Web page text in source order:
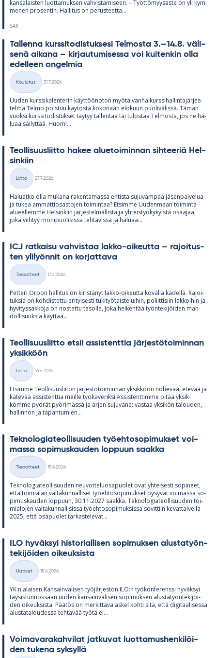
kan­sa­lais­ten luot­ta­muk­sen vah­vis­ta­mi­seen. – Työt­tö­myy­saste on yli kym­
me­nen pro­sen­tin. Hal­li­tus on pe­rus­teetta...
SAK
Tal­lenna kurs­si­to­dis­tuk­sesi Tel­mosta 3.–14.8. vä­li­
senä ai­kana – kir­jau­tu­mi­sessa voi kui­ten­kin olla
edel­leen on­gel­mia
Kategoriat
Koulutus
31.7.2026
Uu­den kurs­si­ka­len­te­rin käyt­töö­no­ton myötä vanha kurs­si­hal­lin­ta­jär­jes­
telmä Telmo pois­tuu käy­töstä ko­ko­naan elo­kuun puo­li­vä­lissä. Tä­män
vuoksi kurs­si­to­dis­tuk­set täy­tyy tal­len­taa tai tu­los­taa Tel­mosta, jos ne ha­
luaa säi­lyt­tää. Huom!...
Teol­li­suus­liitto ha­kee alue­toi­min­nan sih­tee­riä Hel­
sin­kiin
Kategoriat
Liitto
27.7.2026
Ha­luatko olla mu­kana ra­ken­ta­massa en­tistä su­ju­vam­paa jä­sen­pal­ve­lua
ja tu­kea am­mat­tio­sas­to­jen toi­min­taa? Et­simme Uu­den­maan toi­minta-
alu­eel­lemme Hel­sin­kiin jär­jes­tel­mäl­listä ja yh­teis­työ­ky­kyistä osaa­jaa,
joka viih­tyy mo­ni­puo­li­sissa teh­tä­vissä ja ha­luaa...
ICJ rat­kaisu vah­vis­taa lakko-oi­keutta – ra­joi­tus­
ten yli­lyön­nit on kor­jat­tava
Kategoriat
Tiedotteet
17.6.2026
Pet­teri Or­pon hal­li­tus on ki­ris­tä­nyt lakko-oi­keutta ko­valla kä­dellä. Ra­joi­
tuk­sia on koh­dis­tettu eri­tyi­sesti tu­ki­työ­tais­te­lui­hin, po­liit­ti­siin lak­koi­hin ja
hy­vi­tys­sak­koja on nos­tettu ta­solle, joka hei­ken­tää työn­te­ki­jöi­den mah­
dol­li­suuk­sia käyt­tää...
Teol­li­suus­liitto et­sii as­sis­tent­tia jär­jes­tö­toi­min­nan
yk­sik­köön
Kategoriat
Liitto
16.6.2026
Et­simme Teol­li­suus­lii­ton jär­jes­tö­toi­min­nan yk­sik­köön no­he­vaa, ete­vää ja
kä­te­vää as­sis­tent­tia meille työ­ka­ve­riksi As­sis­tent­timme pi­tää yk­sik­
kömme pyö­rät pyö­ri­mässä ja ar­jen su­ju­vana: vas­taa yk­si­kön ta­lou­den,
hal­lin­non ja ta­pah­tu­mien...
Tek­no­lo­gia­teol­li­suu­den työ­eh­to­so­pi­muk­set voi­
massa so­pi­mus­kau­den lop­puun saakka
Kategoriat
Tiedotteet
15.6.2026
Tek­no­lo­gia­teol­li­suu­den neu­vot­te­luos­a­puo­let ovat yh­tei­sesti so­pi­neet,
että toi­mia­lan val­ta­kun­nal­li­set työ­eh­to­so­pi­muk­set py­sy­vät voi­massa so­
pi­mus­kau­den lop­puun, 30.11.2027 saakka. Tek­no­lo­gia­teol­li­suu­den toi­
mia­lo­jen val­ta­kun­nal­li­sissa työ­eh­to­so­pi­muk­sissa so­vit­tiin ke­vät­tal­vella
2025, että os­a­puo­let tar­kas­te­le­vat...
ILO hy­väk­syi his­to­rial­li­sen so­pi­muk­sen alus­ta­työn­
te­ki­jöi­den oi­keuk­sista
Kategoriat
Uutiset
15.6.2026
YK:n alai­sen Kan­sain­vä­li­sen työ­jär­jes­tön ILO:n työ­kon­fe­renssi hy­väk­syi
täy­sis­tun­nos­saan uu­den kan­sain­vä­li­sen so­pi­muk­sen alus­ta­työn­te­ki­jöi­
den oi­keuk­sista. Pää­tös on mer­kit­tävä as­kel kohti sitä, että di­gi­taa­li­sessa
alus­ta­ta­lou­dessa teh­tä­vää työtä ei...
Voi­ma­va­ra­kah­vi­lat jat­ku­vat luot­ta­mus­hen­ki­löi­
den tu­kena syk­syllä